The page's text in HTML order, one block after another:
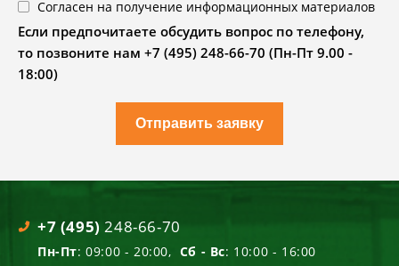
Согласен на получение информационных материалов
Если предпочитаете обсудить вопрос по телефону,
то позвоните нам +7 (495) 248-66-70 (Пн-Пт 9.00 -
18:00)
Отправить заявку
+7 (495) 248-66-70
Пн-Пт: 09:00 - 20:00, Сб - Вс: 10:00 - 16:00